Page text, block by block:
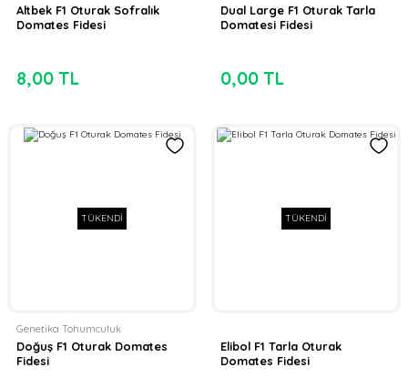
Altbek F1 Oturak Sofralık
Domates Fidesi
8,00 TL
Dual Large F1 Oturak Tarla
Domatesi Fidesi
0,00 TL
TÜKENDİ
Genetika Tohumculuk
Doğuş F1 Oturak Domates
Fidesi
TÜKENDİ
Elibol F1 Tarla Oturak
Domates Fidesi